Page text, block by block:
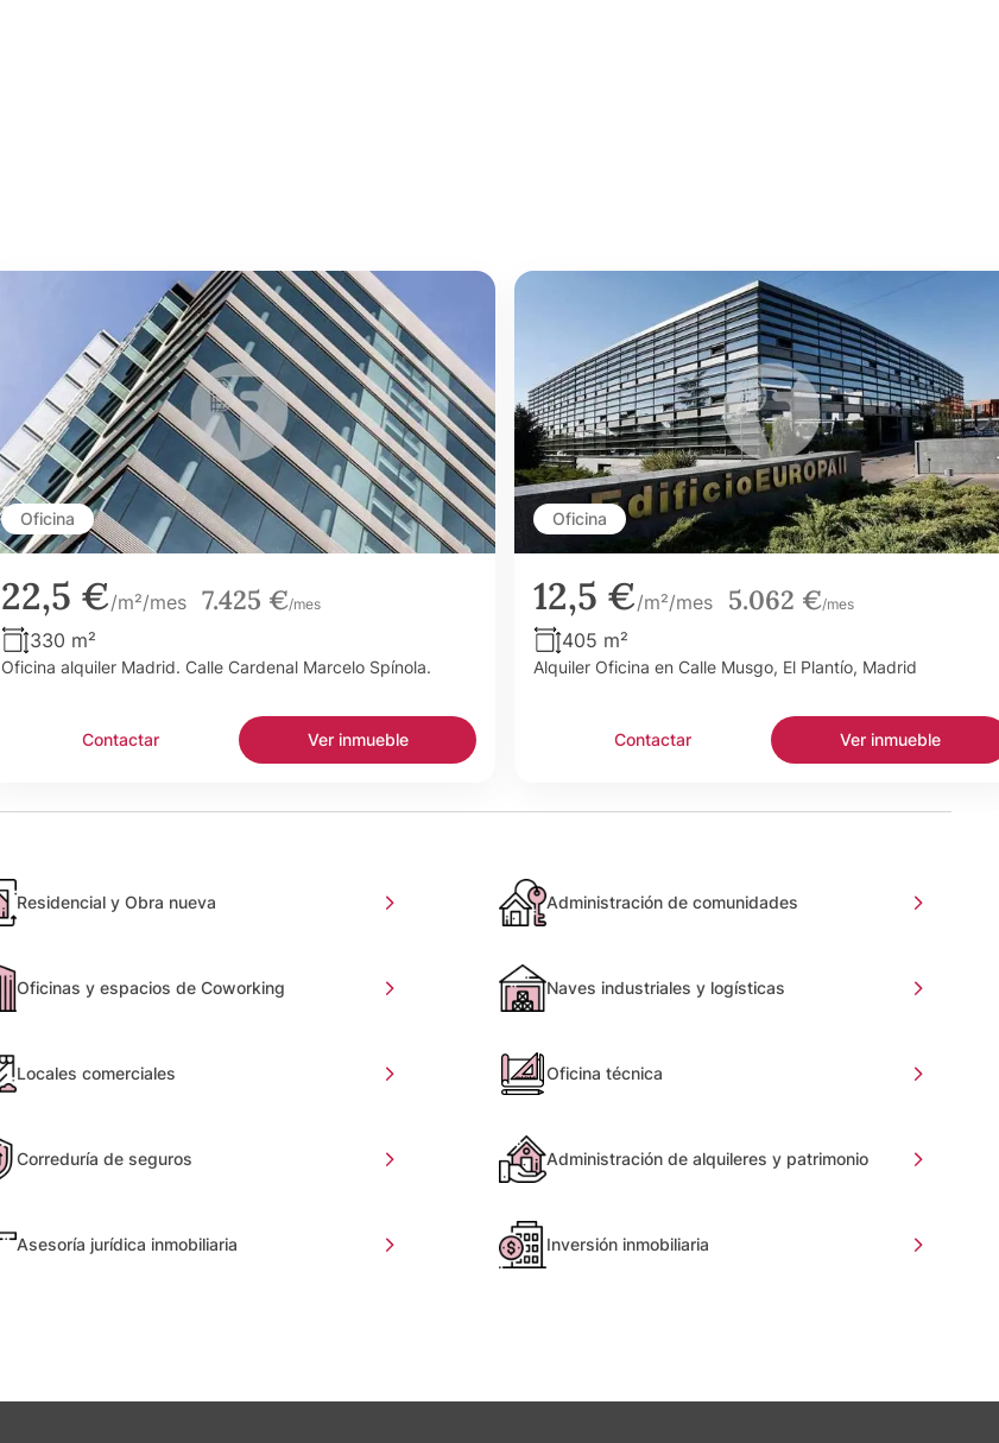
Oficina
22,5 €/m²/mes 7.425 €/mes
330 m²
Oficina alquiler Madrid. Calle Cardenal Marcelo Spínola.
Contactar Ver inmueble
Oficina
12,5 €/m²/mes 5.062 €/mes
405 m²
Alquiler Oficina en Calle Musgo, El Plantío, Madrid
Contactar Ver inmueble
Residencial y Obra nueva Administración de comunidades
Oficinas y espacios de Coworking Naves industriales y logísticas
Locales comerciales Oficina técnica
Correduría de seguros Administración de alquileres y patrimonio
Asesoría jurídica inmobiliaria Inversión inmobiliaria